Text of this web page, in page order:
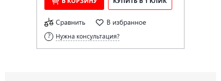
Сравнить В избранное
Нужна консультация?